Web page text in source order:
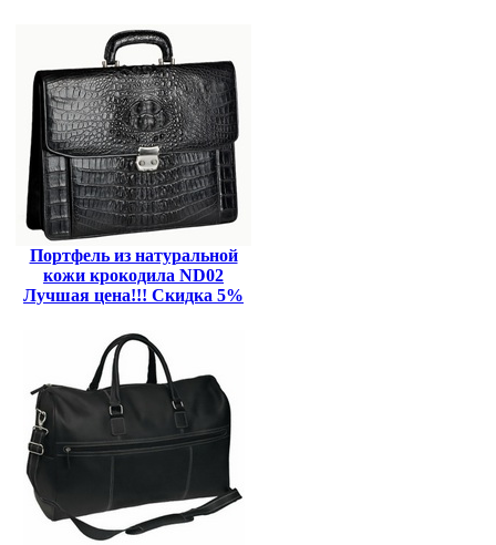
Портфель из натуральной
кожи крокодила ND02
Лучшая цена!!! Скидка 5%